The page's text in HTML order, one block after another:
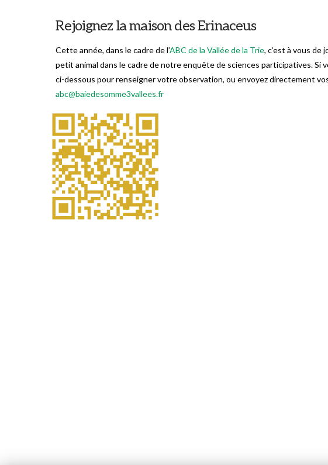
Rejoignez la maison des Erinaceus
Cette année, dans le cadre de l’ABC de la Vallée de la Trie, c’est à vous de
petit animal dans le cadre de notre enquête de sciences participatives. Si
ci-dessous pour renseigner votre observation, ou envoyez directement
abc@baiedesomme3vallees.fr